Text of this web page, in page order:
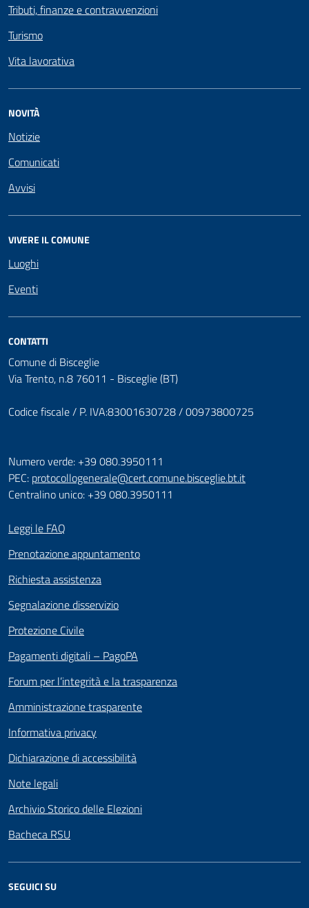
Tributi, finanze e contravvenzioni
Turismo
Vita lavorativa
NOVITÀ
Notizie
Comunicati
Avvisi
VIVERE IL COMUNE
Luoghi
Eventi
CONTATTI
Comune di Bisceglie
Via Trento, n.8 76011 - Bisceglie (BT)
Codice fiscale / P. IVA:83001630728 / 00973800725
Numero verde: +39 080.3950111
PEC: protocollogenerale@cert.comune.bisceglie.bt.it
Centralino unico: +39 080.3950111
Leggi le FAQ
Prenotazione appuntamento
Richiesta assistenza
Segnalazione disservizio
Protezione Civile
Pagamenti digitali – PagoPA
Forum per l’integrità e la trasparenza
Amministrazione trasparente
Informativa privacy
Dichiarazione di accessibilità
Note legali
Archivio Storico delle Elezioni
Bacheca RSU
SEGUICI SU